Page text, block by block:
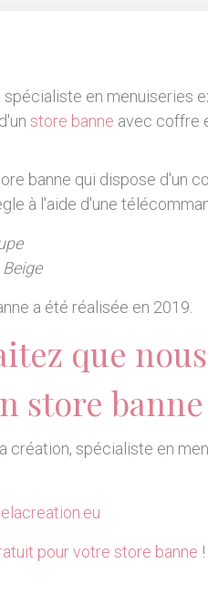
en menuiseries
store banne avec coffre
banne qui dispose d'un
à l'aide d'une
a été réalisée en 2019.
que
store
création, spécialiste en
pour votre store banne !